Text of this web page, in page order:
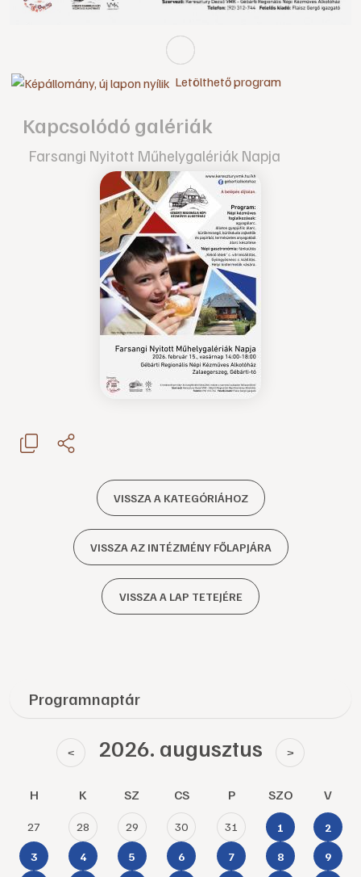
Letölthető program
Kapcsolódó galériák
Farsangi Nyitott Műhelygalériák Napja
VISSZA A KATEGÓRIÁHOZ
VISSZA AZ INTÉZMÉNY FŐLAPJÁRA
VISSZA A LAP TETEJÉRE
Programnaptár
< 2026. augusztus >
H K SZ CS P SZO V
27 28 29 30 31 1 2
3 4 5 6 7 8 9